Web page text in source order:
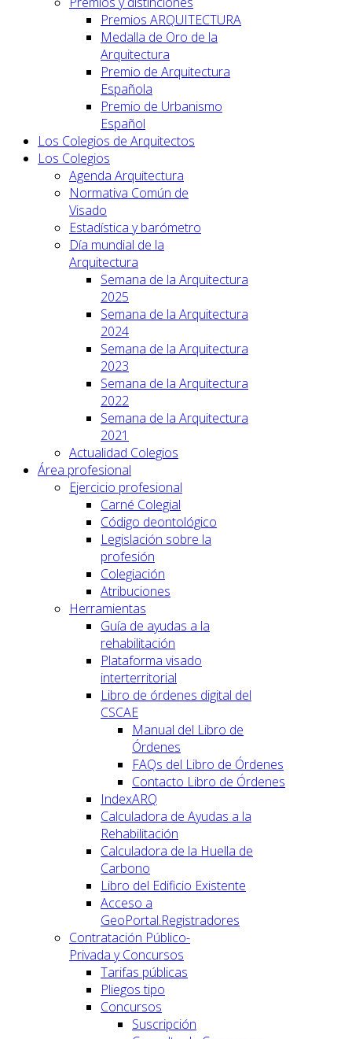
Premios ARQUITECTURA
Medalla de Oro de la
Arquitectura
Premio de Arquitectura
Española
Premio de Urbanismo
Español
Los Colegios de Arquitectos
Los Colegios
Agenda Arquitectura
Normativa Común de
Visado
Estadística y barómetro
Día mundial de la
Arquitectura
Semana de la Arquitectura
2025
Semana de la Arquitectura
2024
Semana de la Arquitectura
2023
Semana de la Arquitectura
2022
Semana de la Arquitectura
2021
Actualidad Colegios
Área profesional
Ejercicio profesional
Carné Colegial
Código deontológico
Legislación sobre la
profesión
Colegiación
Atribuciones
Herramientas
Guía de ayudas a la
rehabilitación
Plataforma visado
interterritorial
Libro de órdenes digital del
CSCAE
Manual del Libro de
Órdenes
FAQs del Libro de Órdenes
Contacto Libro de Órdenes
IndexARQ
Calculadora de Ayudas a la
Rehabilitación
Calculadora de la Huella de
Carbono
Libro del Edificio Existente
Acceso a
GeoPortal.Registradores
Contratación Público-
Privada y Concursos
Tarifas públicas
Pliegos tipo
Concursos
Suscripción